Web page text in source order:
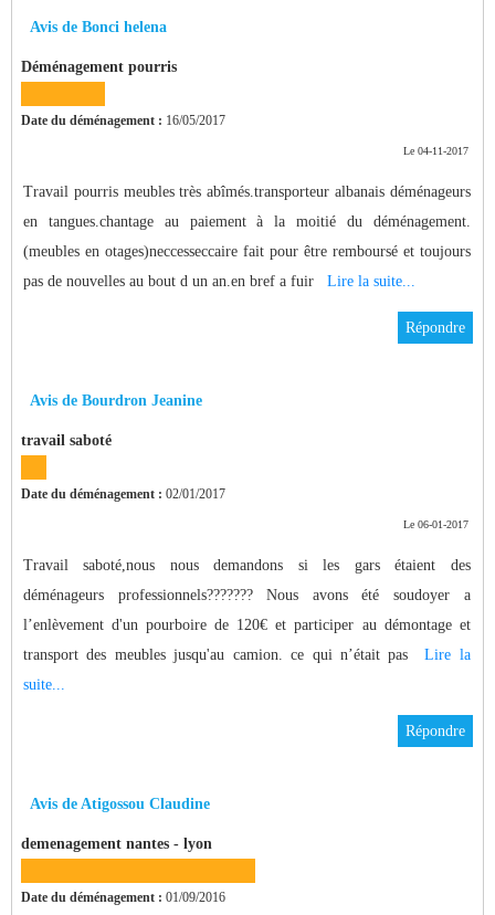
Avis de Bonci helena
Déménagement pourris
Date du déménagement : 16/05/2017
Le 04-11-2017
Travail pourris meubles très abîmés.transporteur albanais déménageurs
en tangues.chantage au paiement à la moitié du déménagement.
(meubles en otages)neccesseccaire fait pour être remboursé et toujours
pas de nouvelles au bout d un an.en bref a fuir Lire la suite...
Répondre
Avis de Bourdron Jeanine
travail saboté
Date du déménagement : 02/01/2017
Le 06-01-2017
Travail saboté,nous nous demandons si les gars étaient des
déménageurs professionnels??????? Nous avons été soudoyer a
l’enlèvement d'un pourboire de 120€ et participer au démontage et
transport des meubles jusqu'au camion. ce qui n’était pasLire la
suite...
Répondre
Avis de Atigossou Claudine
demenagement nantes - lyon
Date du déménagement : 01/09/2016